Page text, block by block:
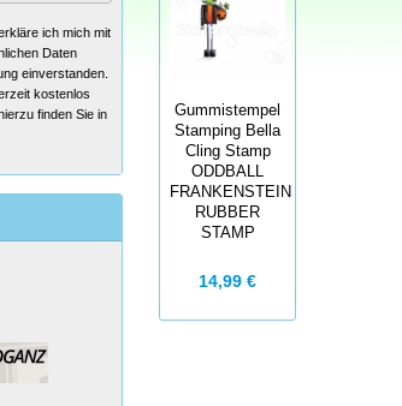
ich mich mit
Daten
einverstanden.
kostenlos
finden Sie in
Gummistempel
Stamping Bella
Cling Stamp
ODDBALL
FRANKENSTEIN
RUBBER
STAMP
14,99 €